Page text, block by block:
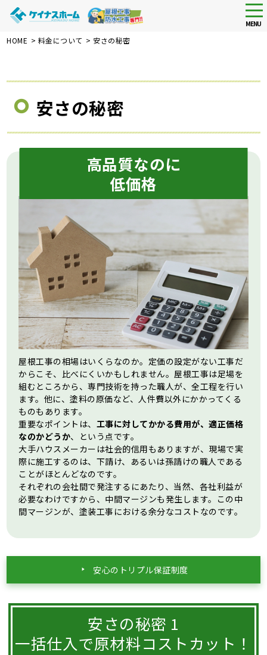
Skip
MENU
HOME > 料金について > 安さの秘密
安さの秘密
高品質なのに
低価格
屋根工事の相場はいくらなのか。定価の設定がない工事だ
からこそ、比べにくいかもしれません。屋根工事は足場を
組むところから、専門技術を持った職人が、全工程を行い
ます。他に、塗料の原価など、人件費以外にかかってくる
ものもあります。
重要なポイントは、 工事に対してかかる費用が、適正価格
なのかどうか、という点です。
大手ハウスメーカーは社会的信用もありますが、現場で実
際に施工するのは、下請け、あるいは孫請けの職人である
ことがほとんどなのです。
それぞれの会社間で発注するにあたり、当然、各社利益が
必要なわけですから、中間マージンも発生します。この中
間マージンが、塗装工事における余分なコストなのです。
安心のトリプル保証制度
安さの秘密 1
一括仕入で原材料コストカット！